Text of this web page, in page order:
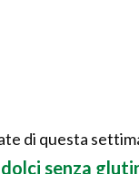
di questa
senza